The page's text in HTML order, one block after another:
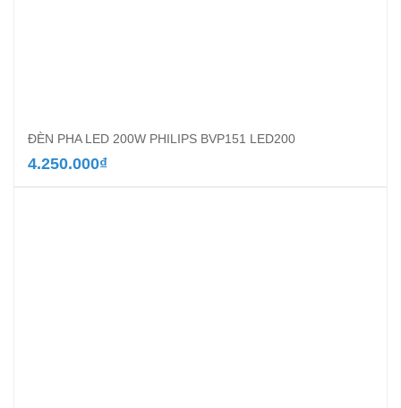
ĐÈN PHA LED 200W PHILIPS BVP151 LED200
4.250.000₫